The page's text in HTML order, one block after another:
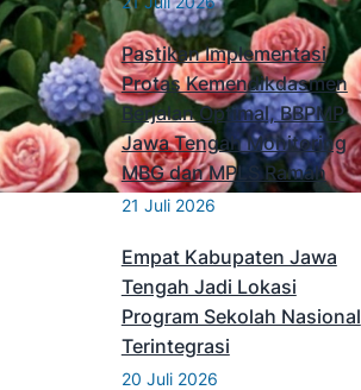
Pastikan Implementasi
Protas Kemendikdasmen
Berjalan Optimal, BBPMP
Jawa Tengah Monitoring
MBG dan MPLS Ramah
21 Juli 2026
Empat Kabupaten Jawa
Tengah Jadi Lokasi
Program Sekolah Nasional
Terintegrasi
20 Juli 2026